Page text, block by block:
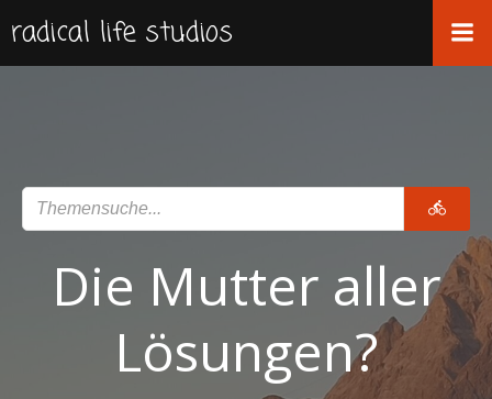
springen
radical life studios
Die Mutter aller
Lösungen?